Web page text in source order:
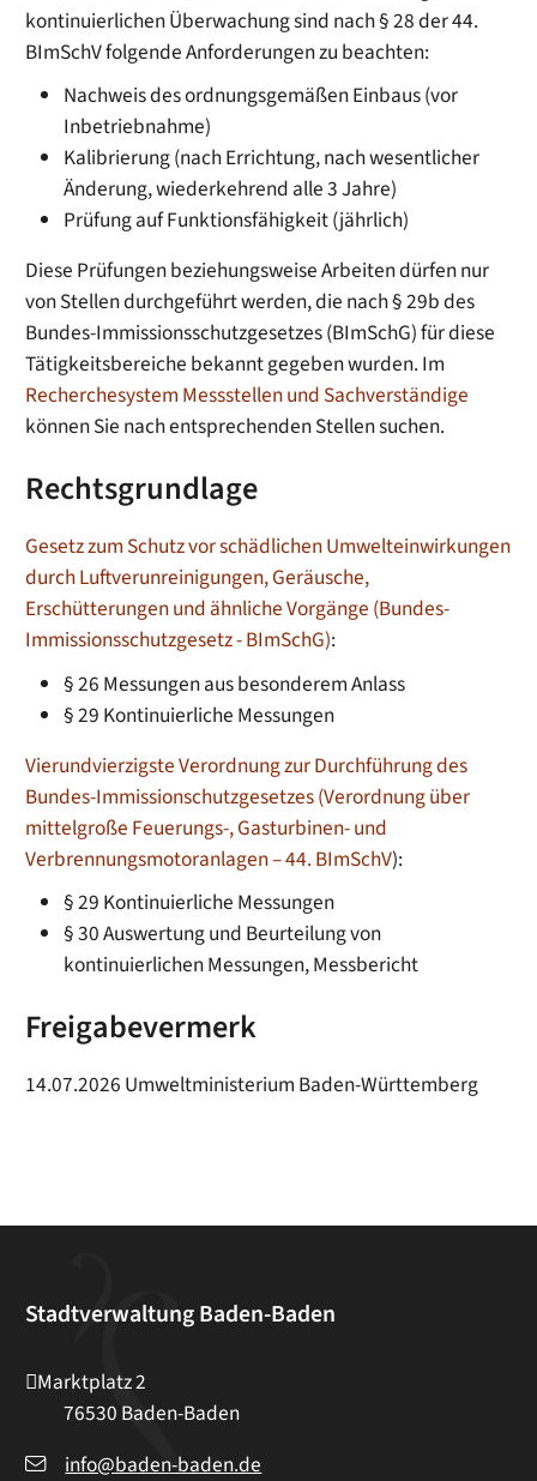
kontinuierlichen Überwachung sind nach § 28 der 44.
BImSchV folgende Anforderungen zu beachten:
Nachweis des ordnungsgemäßen Einbaus (vor
Inbetriebnahme)
Kalibrierung (nach Errichtung, nach wesentlicher
Änderung, wiederkehrend alle 3 Jahre)
Prüfung auf Funktionsfähigkeit (jährlich)
Diese Prüfungen beziehungsweise Arbeiten dürfen nur
von Stellen durchgeführt werden, die nach § 29b des
Bundes-Immissionsschutzgesetzes (BImSchG) für diese
Tätigkeitsbereiche bekannt gegeben wurden. Im
Recherchesystem Messstellen und Sachverständige
können Sie nach entsprechenden Stellen suchen.
Rechtsgrundlage
Gesetz zum Schutz vor schädlichen Umwelteinwirkungen
durch Luftverunreinigungen, Geräusche,
Erschütterungen und ähnliche Vorgänge (Bundes-
Immissionsschutzgesetz - BImSchG):
§ 26 Messungen aus besonderem Anlass
§ 29 Kontinuierliche Messungen
Vierundvierzigste Verordnung zur Durchführung des
Bundes-Immissionschutzgesetzes (Verordnung über
mittelgroße Feuerungs-, Gasturbinen- und
Verbrennungsmotoranlagen – 44. BImSchV):
§ 29 Kontinuierliche Messungen
§ 30 Auswertung und Beurteilung von
kontinuierlichen Messungen, Messbericht
Freigabevermerk
14.07.2026 Umweltministerium Baden-Württemberg
Stadtverwaltung Baden-Baden
Marktplatz 2
76530 Baden-Baden
info@baden-baden.de